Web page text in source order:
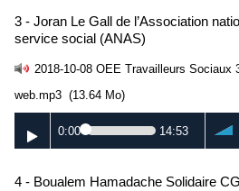
3 - Joran Le Gall de l’Association nationale des assistants de
service social (ANAS)
2018-10-08 OEE Travailleurs Sociaux
web.mp3 (13.64 Mo)
0:00 14:53
4 - Boualem Hamadache Solidaire